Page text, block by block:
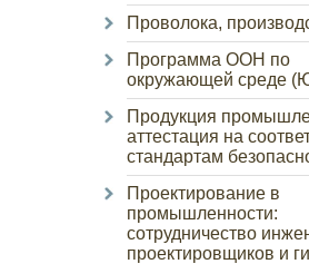
Проволока,
Программа ООН по
окружающей среде
Продукция
аттестация на
стандартам
Проектирование в
промышленности:
сотрудничество
проектировщиков и